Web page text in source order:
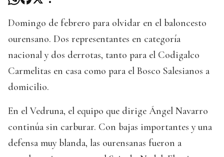
Domingo de febrero para olvidar en el baloncesto
ourensano. Dos representantes en categoría
nacional y dos derrotas, tanto para el Codigalco
Carmelitas en casa como para el Bosco Salesianos a
domicilio.
En el Vedruna, el equipo que dirige Ángel Navarro
continúa sin carburar. Con bajas importantes y una
defensa muy blanda, las ourensanas fueron a